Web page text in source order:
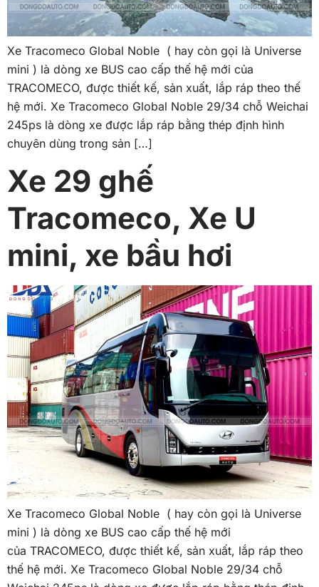
Xe Tracomeco Global Noble ( hay còn gọi là Universe
mini ) là dòng xe BUS cao cấp thế hệ mới của
TRACOMECO, được thiết kế, sản xuất, lắp ráp theo thế
hệ mới. Xe Tracomeco Global Noble 29/34 chỗ Weichai
245ps là dòng xe được lắp ráp bằng thép định hình
chuyên dùng trong sản […]
Xe 29 ghế
Tracomeco, Xe U
mini, xe bầu hơi
Xe Tracomeco Global Noble ( hay còn gọi là Universe
mini ) là dòng xe BUS cao cấp thế hệ mới
của TRACOMECO, được thiết kế, sản xuất, lắp ráp theo
thế hệ mới. Xe Tracomeco Global Noble 29/34 chỗ